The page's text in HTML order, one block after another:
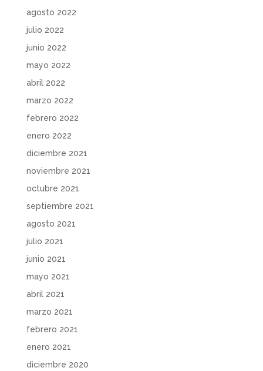
agosto 2022
julio 2022
junio 2022
mayo 2022
abril 2022
marzo 2022
febrero 2022
enero 2022
diciembre 2021
noviembre 2021
octubre 2021
septiembre 2021
agosto 2021
julio 2021
junio 2021
mayo 2021
abril 2021
marzo 2021
febrero 2021
enero 2021
diciembre 2020